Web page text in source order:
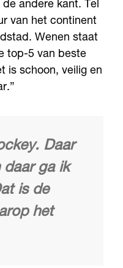
andere kant. Tel
van het continent
Wenen staat
top-5 van beste
is schoon, veilig en
Daar
daar ga ik
is de
het